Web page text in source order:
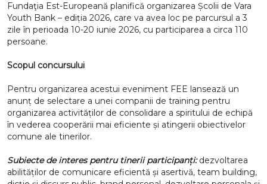
Fundaţia Est-Europeană planifică organizarea Școlii de Vara
Youth Bank – ediția 2026, care va avea loc pe parcursul a 3
zile în perioada 10-20 iunie 2026, cu participarea a circa 110
persoane.
Scopul concursului
Pentru organizarea acestui eveniment FEE lansează un
anunț de selectare a unei companii de training pentru
organizarea activităților de consolidare a spiritului de echipă
în vederea cooperării mai eficiente și atingerii obiectivelor
comune ale tinerilor.
Subiecte de interes pentru tinerii participanți:dezvoltarea
abilităților de comunicare eficientă și asertivă, team building,